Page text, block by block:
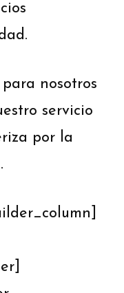
nosotros
servicio
por la